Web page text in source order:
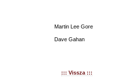
Martin Lee Gore
Dave Gahan
::: Vissza :::